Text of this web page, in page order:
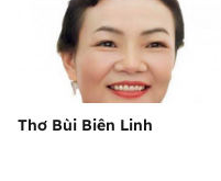
Thơ Bùi Biên Linh